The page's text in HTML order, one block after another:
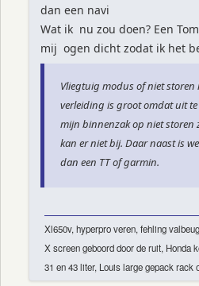
dan een navi
Wat ik nu zou doen? Een
mij ogen dicht zodat ik het
Vliegtuig modus of niet storen
verleiding is groot omdat uit
mijn binnenzak op niet storen
kan er niet bij. Daar naast is
dan een TT of garmin.
Xl650v, hyperpro veren, fehling
X screen geboord door de ruit, Honda
31 en 43 liter, Louis large gepack rack